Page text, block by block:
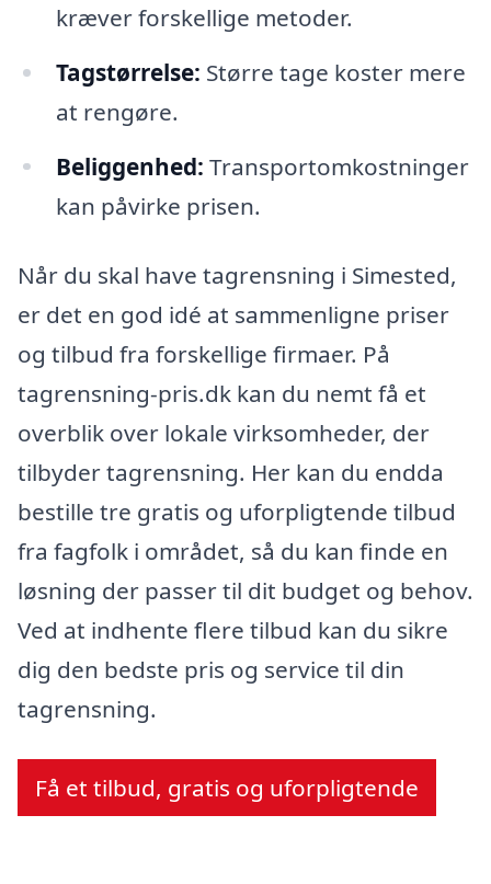
kræver forskellige metoder.
Tagstørrelse: Større tage koster mere
at rengøre.
Beliggenhed: Transportomkostninger
kan påvirke prisen.
Når du skal have tagrensning i Simested,
er det en god idé at sammenligne priser
og tilbud fra forskellige firmaer. På
tagrensning-pris.dk kan du nemt få et
overblik over lokale virksomheder, der
tilbyder tagrensning. Her kan du endda
bestille tre gratis og uforpligtende tilbud
fra fagfolk i området, så du kan finde en
løsning der passer til dit budget og behov.
Ved at indhente flere tilbud kan du sikre
dig den bedste pris og service til din
tagrensning.
Få et tilbud, gratis og uforpligtende